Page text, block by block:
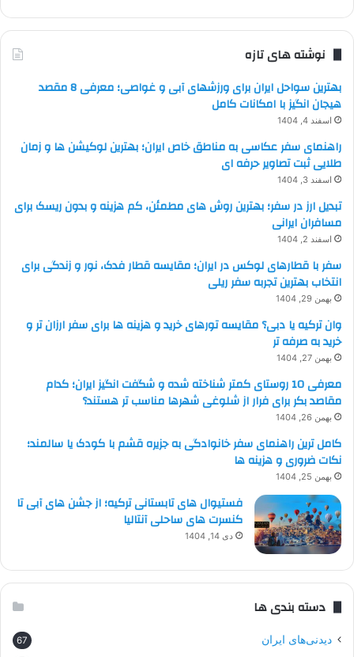
نوشته های تازه
بهترین سواحل ایران برای ورزشهای آبی و غواصی؛ معرفی 8 مقصد
هیجان انگیز با امکانات کامل
اسفند 4, 1404
راهنمای سفر عکاسی به مناطق خاص ایران؛ بهترین لوکیشن ها و زمان
طلایی ثبت تصاویر حرفه ای
اسفند 3, 1404
تبدیل ارز در سفر؛ بهترین روش های مطمئن، کم هزینه و بدون ریسک برای
مسافران ایرانی
اسفند 2, 1404
سفر با قطارهای لوکس در ایران؛ مقایسه قطار فدک، نور و زندگی برای
انتخاب بهترین تجربه سفر ریلی
بهمن 29, 1404
وان ترکیه یا دبی؟ مقایسه تورهای خرید و هزینه ها برای سفر ارزان تر و
خرید به صرفه تر
بهمن 27, 1404
معرفی 10 روستای کمتر شناخته شده و شگفت انگیز ایران؛ کدام
مقاصد بکر برای فرار از شلوغی شهرها مناسب تر هستند؟
بهمن 26, 1404
کامل ترین راهنمای سفر خانوادگی به جزیره قشم با کودک یا سالمند؛
نکات ضروری و هزینه ها
بهمن 25, 1404
فستیوال های تابستانی ترکیه؛ از جشن های آبی تا
کنسرت های ساحلی آنتالیا
دی 14, 1404
دسته بندی ها
دیدنی‌های ایران 67